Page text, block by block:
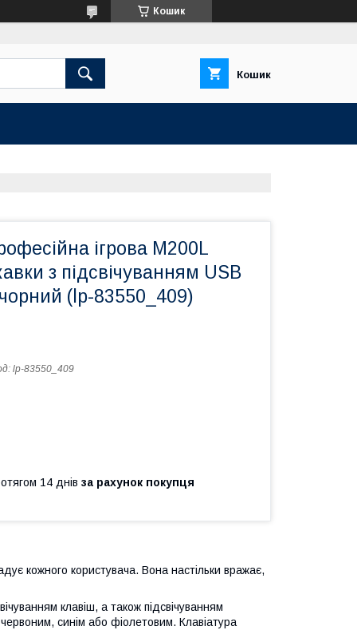
Кошик
Кошик
ігрова M200L
з підсвічуванням USB
(lp-83550_409)
lp-83550_409
14 днів за рахунок покупця
кожного користувача. Вона настільки вражає,
клавіш, а також підсвічуванням
синім або фіолетовим. Клавіатура